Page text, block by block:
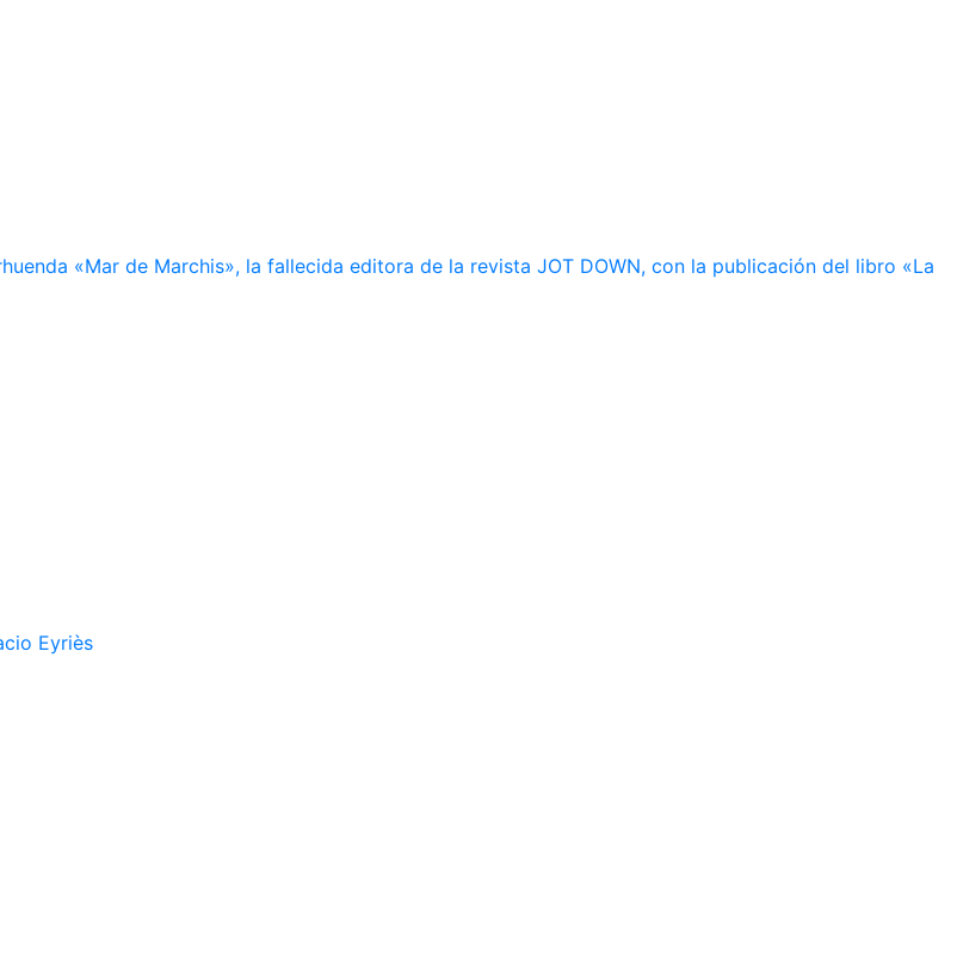
«Mar de Marchis», la fallecida editora de la revista JOT DOWN, con la publicación del libro «La
Eyriès